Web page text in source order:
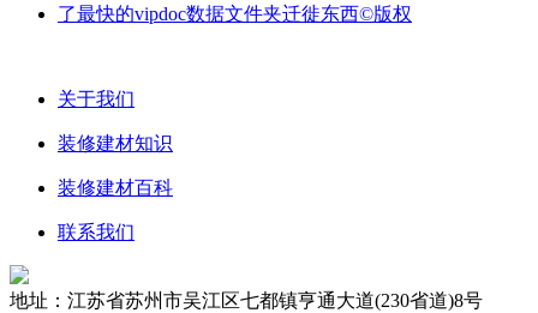
了最快的vipdoc数据文件夹迁徙东西©版权
关于我们
装修建材知识
装修建材百科
联系我们
地址：江苏省苏州市吴江区七都镇亨通大道(230省道)8号